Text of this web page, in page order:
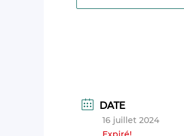
DATE
16 juillet 2024